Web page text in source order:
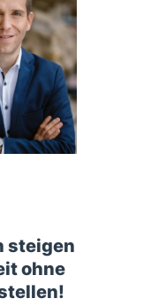
steigen
ohne